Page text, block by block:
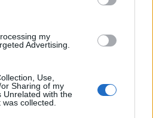
my
Advertising.
Use,
Sharing of my
Unrelated with the
collected.
- Συνεδρίασε η